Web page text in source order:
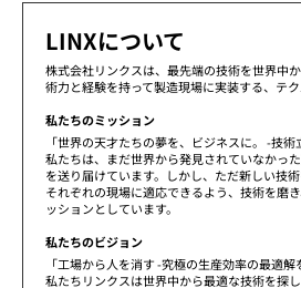
LINXについて
株式会社リンクスは、最先端の技術を世界中
術力と経験を持って製造現場に実装する、テク
私たちのミッション
「世界の天才たちの夢を、ビジネスに。 -技術
私たちは、まだ世界から発見されていなかっ
を送り届けています。しかし、ただ新しい技
それぞれの現場に適応できるよう、技術を磨
ッションとしています。
私たちのビジョン
「工場から人を消す -究極の生産効率の最適解
私たちリンクスは世界中から最適な技術を探